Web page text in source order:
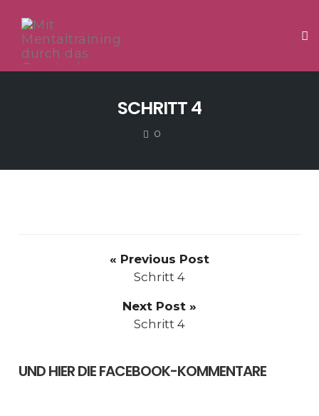
SCHRITT 4
0
« Previous Post
Schritt 4
Next Post »
Schritt 4
UND HIER DIE FACEBOOK-KOMMENTARE